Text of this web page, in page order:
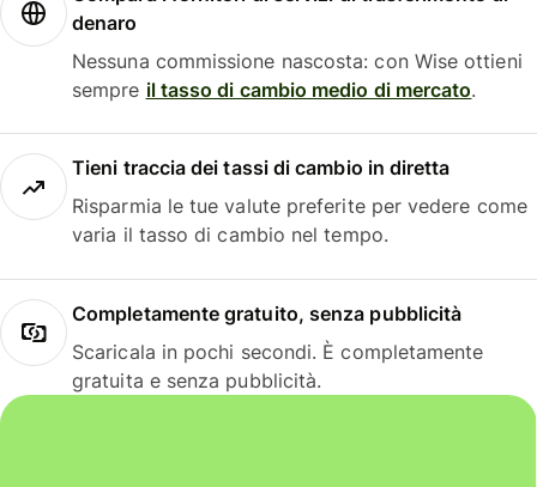
denaro
Nessuna commissione nascosta: con Wise ottieni
sempre il tasso di cambio medio di mercato.
Tieni traccia dei tassi di cambio in diretta
Risparmia le tue valute preferite per vedere come
varia il tasso di cambio nel tempo.
Completamente gratuito, senza pubblicità
Scaricala in pochi secondi. È completamente
gratuita e senza pubblicità.